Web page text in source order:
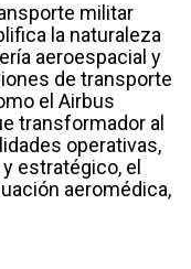
militar
la naturaleza
aeroespacial y
de transporte
el Airbus
transformador al
operativas,
estratégico, el
aeromédica,